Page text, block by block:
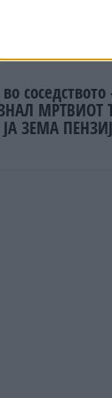
се на
МРТВИОТ
ЗЕМА